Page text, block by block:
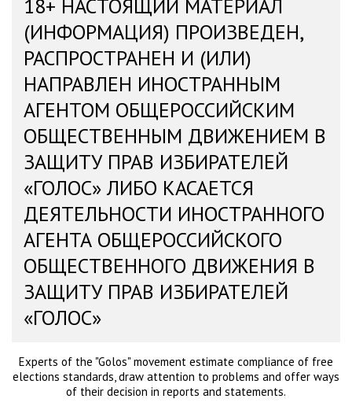
18+ НАСТОЯЩИЙ МАТЕРИАЛ
(ИНФОРМАЦИЯ) ПРОИЗВЕДЕН,
РАСПРОСТРАНЕН И (ИЛИ)
НАПРАВЛЕН ИНОСТРАННЫМ
АГЕНТОМ ОБЩЕРОССИЙСКИМ
ОБЩЕСТВЕННЫМ ДВИЖЕНИЕМ В
ЗАЩИТУ ПРАВ ИЗБИРАТЕЛЕЙ
«ГОЛОС» ЛИБО КАСАЕТСЯ
ДЕЯТЕЛЬНОСТИ ИНОСТРАННОГО
АГЕНТА ОБЩЕРОССИЙСКОГО
ОБЩЕСТВЕННОГО ДВИЖЕНИЯ В
ЗАЩИТУ ПРАВ ИЗБИРАТЕЛЕЙ
«ГОЛОС»
Experts of the "Golos" movement estimate compliance of free
elections standards, draw attention to problems and offer ways
of their decision in reports and statements.